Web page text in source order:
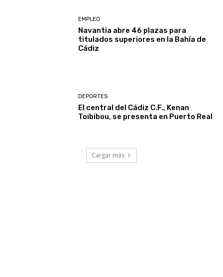
EMPLEO
Navantia abre 46 plazas para
titulados superiores en la Bahía de
Cádiz
DEPORTES
El central del Cádiz C.F., Kenan
Toibibou, se presenta en Puerto Real
Cargar más